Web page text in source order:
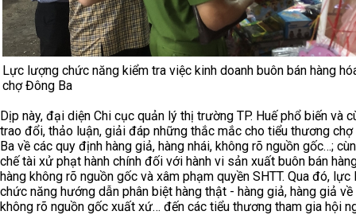
Lực lượng chức năng kiểm tra việc kinh doanh buôn bán hàng
chợ Đông Ba
Dịp này, đại diện Chi cục quản lý thị trường TP. Huế phổ biến và
trao đổi, thảo luận, giải đáp những thắc mắc cho tiểu thương
Ba về các quy định hàng giả, hàng nhái, không rõ nguồn gốc…;
chế tài xử phạt hành chính đối với hành vi sản xuất buôn bán
hàng không rõ nguồn gốc và xâm phạm quyền SHTT. Qua đó, lực
chức năng hướng dẫn phân biệt hàng thật - hàng giả, hàng giả về
không rõ nguồn gốc xuất xứ… đến các tiểu thương tham gia hội